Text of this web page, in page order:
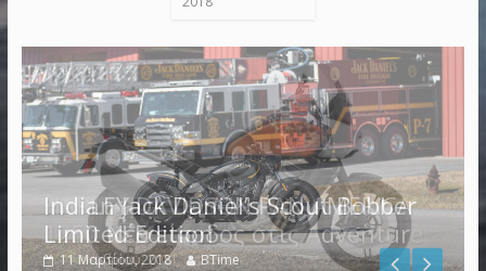
Indian Jack Daniel’s Scout Bobber
Limited Edition
11 Μαρτίου, 2018 BTime